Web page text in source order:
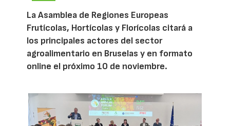
La Asamblea de Regiones Europeas
Frutícolas, Hortícolas y Florícolas citará a
los principales actores del sector
agroalimentario en Bruselas y en formato
online el próximo 10 de noviembre.